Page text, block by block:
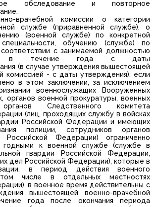
обследование и повторное
врачебной комиссии о категории
службе (приравненной службе), о
(военной службе) по конкретной
обучению (службе) по
с занимаемой должностью
в течение года с даты
(в случае утверждения вышестоящей
комиссией - с даты утверждения), если
в этом заключении, за исключением
военнослужащих Вооруженных
органов военной прокуратуры, военных
Следственного комитета
(лиц, проходящих службу в войсках
Российской Федерации и имеющих
полиции, сотрудников органов
Российской Федерации) ограниченно
к военной службе (службе в
гвардии Российской Федерации,
дел Российской Федерации), которые в
в период действия военного
числе в отдельных местностях
в военное время действительны с
вышестоящей военно-врачебной
года после окончания периода